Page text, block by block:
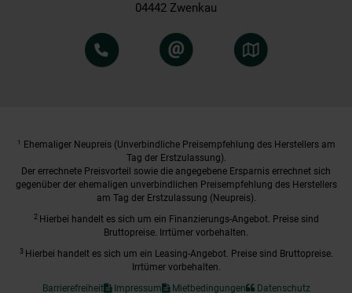
04442 Zwenkau
1
Ehemaliger Neupreis (Unverbindliche Preisempfehlung des Herstellers am
Tag der Erstzulassung).
Der errechnete Preisvorteil sowie die angegebene Ersparnis errechnet sich
gegenüber der ehemaligen unverbindlichen Preisempfehlung des Herstellers
am Tag der Erstzulassung (Neupreis).
2 Hierbei handelt es sich um ein Finanzierungs-Angebot. Preise sind
Bruttopreise. Irrtümer vorbehalten.
3 Hierbei handelt es sich um ein Leasing-Angebot. Preise sind Bruttopreise.
Irrtümer vorbehalten.
Barrierefreiheit
Impressum Mietbedingungen Datenschutz